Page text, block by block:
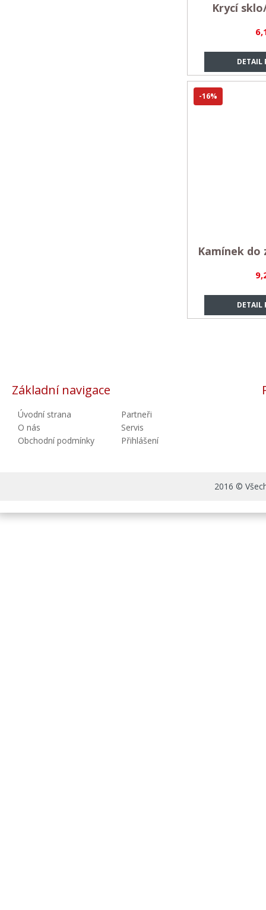
DETAIL
Krycí
DETAIL
Kamínek do
-16%
Základní navigace
Úvodní strana
O nás
Obchodní podmínky
Partneři
Servis
Přihlášení
2016 ©